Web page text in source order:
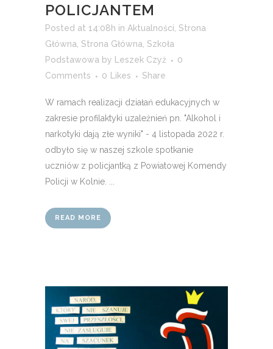
POLICJANTEM
Posted at 14:08h in Aktualności, Strona
Główna, Strona Główna, Szkoła
Podstawowa by Leszek Czyż
0
Comments
0 Likes Share
W ramach realizacji działań edukacyjnych w
zakresie profilaktyki uzależnień pn. "Alkohol i
narkotyki dają złe wyniki" - 4 listopada 2022 r.
odbyło się w naszej szkole spotkanie
uczniów z policjantką z Powiatowej Komendy
Policji w Kolnie. ...
READ MORE